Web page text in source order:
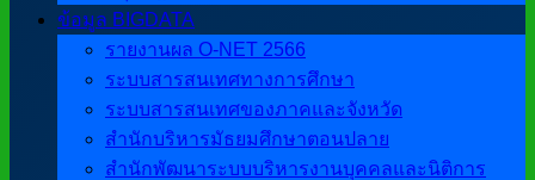
ข้อมูล BIGDATA
รายงานผล O-NET 2566
ระบบสารสนเทศทางการศึกษา
ระบบสารสนเทศของภาคและจังหวัด
สำนักบริหารมัธยมศึกษาตอนปลาย
สำนักพัฒนาระบบบริหารงานบุคคลและนิติการ